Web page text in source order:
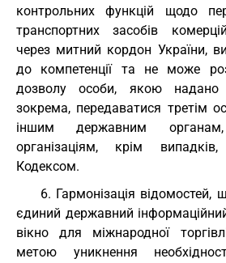
контрольних функцій щодо
транспортних засобів
через митний кордон України,
до компетенції та не може
дозволу особи, якою надано
зокрема, передаватися третім
іншим державним
організаціям, крім
Кодексом.
6. Гармонізація
єдиний державний
вікно для міжнародної
метою уникнення